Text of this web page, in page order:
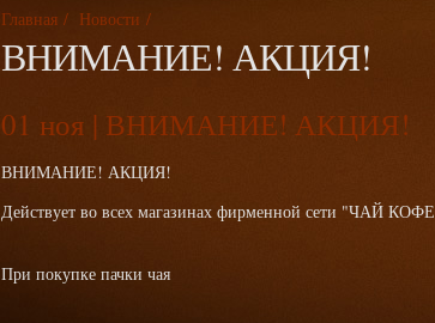
Главная / Новости /
ВНИМАНИЕ! АКЦИЯ!
01 ноя | ВНИМАНИЕ! АКЦИЯ!
ВНИМАНИЕ! АКЦИЯ!
Действует во всех магазинах фирменной сети "ЧАЙ КОФЕ
При покупке пачки чая